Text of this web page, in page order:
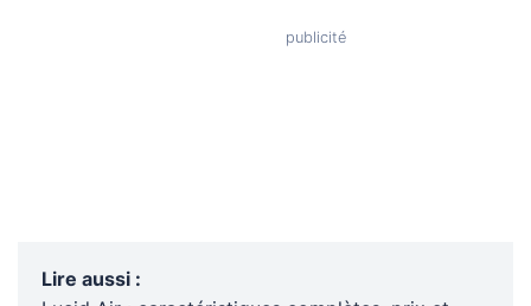
Lire aussi :